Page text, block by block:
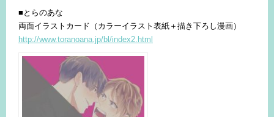
■とらのあな
両面イラストカード（カラーイラスト表紙＋描き下ろし漫画）
http://www.toranoana.jp/bl/index2.html